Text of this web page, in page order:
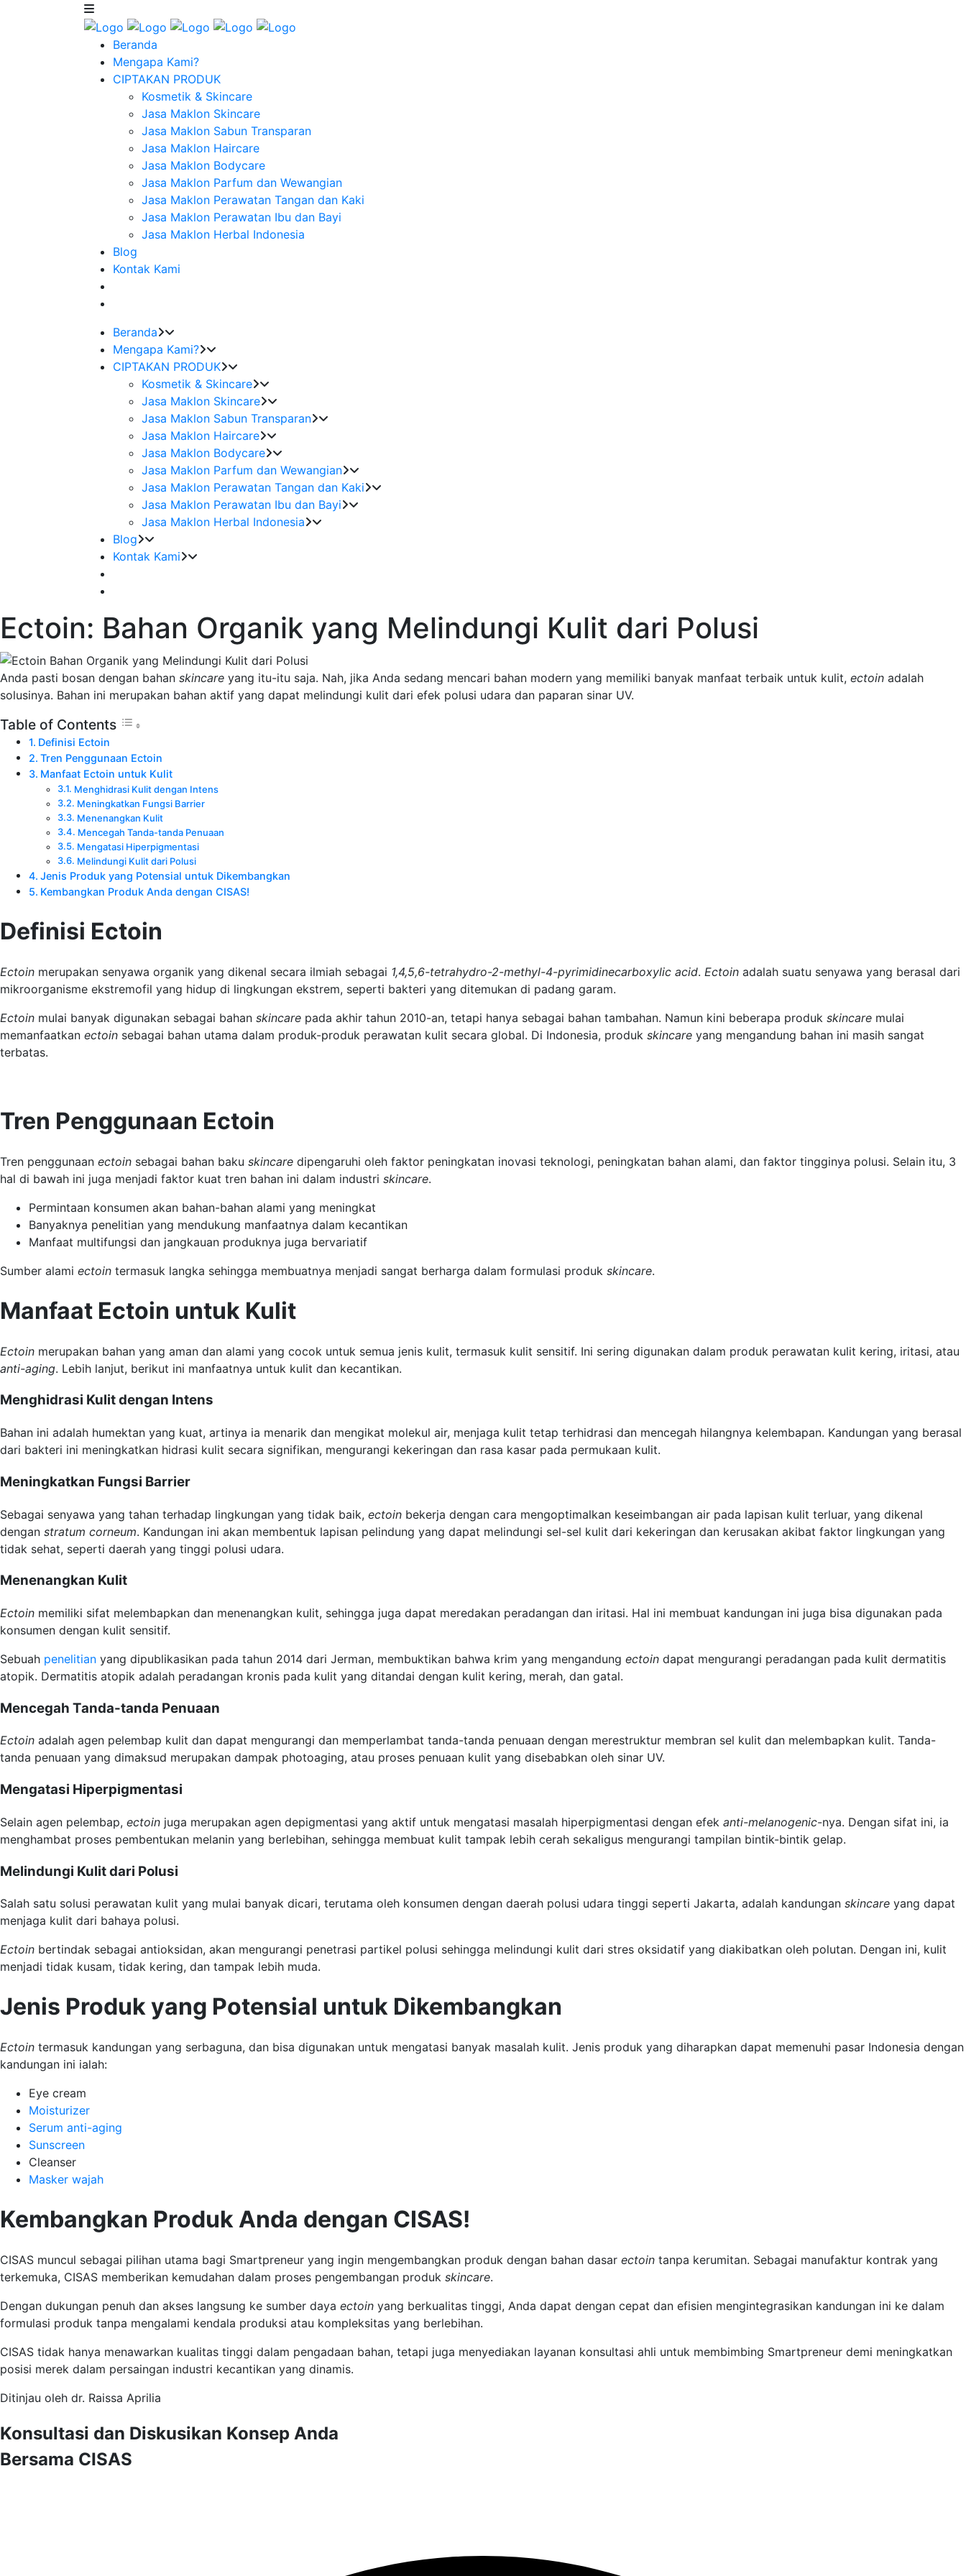
Beranda
Mengapa Kami?
CIPTAKAN PRODUK
Kosmetik & Skincare
Jasa Maklon Skincare
Jasa Maklon Sabun Transparan
Jasa Maklon Haircare
Jasa Maklon Bodycare
Jasa Maklon Parfum dan Wewangian
Jasa Maklon Perawatan Tangan dan Kaki
Jasa Maklon Perawatan Ibu dan Bayi
Jasa Maklon Herbal Indonesia
Blog
Kontak Kami
Beranda
Mengapa Kami?
CIPTAKAN PRODUK
Kosmetik & Skincare
Jasa Maklon Skincare
Jasa Maklon Sabun Transparan
Jasa Maklon Haircare
Jasa Maklon Bodycare
Jasa Maklon Parfum dan Wewangian
Jasa Maklon Perawatan Tangan dan Kaki
Jasa Maklon Perawatan Ibu dan Bayi
Jasa Maklon Herbal Indonesia
Blog
Kontak Kami
Ectoin: Bahan Organik yang Melindungi Kulit dari Polusi
Anda pasti bosan dengan bahan skincare yang itu-itu saja. Nah, jika Anda sedang mencari bahan modern yang memiliki banyak manfaat terbaik untuk kulit, ectoin adalah
solusinya. Bahan ini merupakan bahan aktif yang dapat melindungi kulit dari efek polusi udara dan paparan sinar UV.
Table of Contents
Definisi Ectoin
Tren Penggunaan Ectoin
Manfaat Ectoin untuk Kulit
Menghidrasi Kulit dengan Intens
Meningkatkan Fungsi Barrier
Menenangkan Kulit
Mencegah Tanda-tanda Penuaan
Mengatasi Hiperpigmentasi
Melindungi Kulit dari Polusi
Jenis Produk yang Potensial untuk Dikembangkan
Kembangkan Produk Anda dengan CISAS!
Definisi Ectoin
Ectoin merupakan senyawa organik yang dikenal secara ilmiah sebagai 1,4,5,6-tetrahydro-2-methyl-4-pyrimidinecarboxylic acid. Ectoin adalah suatu senyawa yang berasal dari
mikroorganisme ekstremofil yang hidup di lingkungan ekstrem, seperti bakteri yang ditemukan di padang garam.
Ectoin mulai banyak digunakan sebagai bahan skincare pada akhir tahun 2010-an, tetapi hanya sebagai bahan tambahan. Namun kini beberapa produk skincare mulai
memanfaatkan ectoin sebagai bahan utama dalam produk-produk perawatan kulit secara global. Di Indonesia, produk skincare yang mengandung bahan ini masih sangat
terbatas.
Tren Penggunaan Ectoin
Tren penggunaan ectoin sebagai bahan baku skincare dipengaruhi oleh faktor peningkatan inovasi teknologi, peningkatan bahan alami, dan faktor tingginya polusi. Selain itu, 3
hal di bawah ini juga menjadi faktor kuat tren bahan ini dalam industri skincare.
Permintaan konsumen akan bahan-bahan alami yang meningkat
Banyaknya penelitian yang mendukung manfaatnya dalam kecantikan
Manfaat multifungsi dan jangkauan produknya juga bervariatif
Sumber alami ectoin termasuk langka sehingga membuatnya menjadi sangat berharga dalam formulasi produk skincare.
Manfaat Ectoin untuk Kulit
Ectoin merupakan bahan yang aman dan alami yang cocok untuk semua jenis kulit, termasuk kulit sensitif. Ini sering digunakan dalam produk perawatan kulit kering, iritasi, atau
anti-aging. Lebih lanjut, berikut ini manfaatnya untuk kulit dan kecantikan.
Menghidrasi Kulit dengan Intens
Bahan ini adalah humektan yang kuat, artinya ia menarik dan mengikat molekul air, menjaga kulit tetap terhidrasi dan mencegah hilangnya kelembapan. Kandungan yang berasal
dari bakteri ini meningkatkan hidrasi kulit secara signifikan, mengurangi kekeringan dan rasa kasar pada permukaan kulit.
Meningkatkan Fungsi Barrier
Sebagai senyawa yang tahan terhadap lingkungan yang tidak baik, ectoin bekerja dengan cara mengoptimalkan keseimbangan air pada lapisan kulit terluar, yang dikenal
dengan stratum corneum. Kandungan ini akan membentuk lapisan pelindung yang dapat melindungi sel-sel kulit dari kekeringan dan kerusakan akibat faktor lingkungan yang
tidak sehat, seperti daerah yang tinggi polusi udara.
Menenangkan Kulit
Ectoin memiliki sifat melembapkan dan menenangkan kulit, sehingga juga dapat meredakan peradangan dan iritasi. Hal ini membuat kandungan ini juga bisa digunakan pada
konsumen dengan kulit sensitif.
Sebuah penelitian yang dipublikasikan pada tahun 2014 dari Jerman, membuktikan bahwa krim yang mengandung ectoin dapat mengurangi peradangan pada kulit dermatitis
atopik. Dermatitis atopik adalah peradangan kronis pada kulit yang ditandai dengan kulit kering, merah, dan gatal.
Mencegah Tanda-tanda Penuaan
Ectoin adalah agen pelembap kulit dan dapat mengurangi dan memperlambat tanda-tanda penuaan dengan merestruktur membran sel kulit dan melembapkan kulit. Tanda-
tanda penuaan yang dimaksud merupakan dampak photoaging, atau proses penuaan kulit yang disebabkan oleh sinar UV.
Mengatasi Hiperpigmentasi
Selain agen pelembap, ectoin juga merupakan agen depigmentasi yang aktif untuk mengatasi masalah hiperpigmentasi dengan efek anti-melanogenic-nya. Dengan sifat ini, ia
menghambat proses pembentukan melanin yang berlebihan, sehingga membuat kulit tampak lebih cerah sekaligus mengurangi tampilan bintik-bintik gelap.
Melindungi Kulit dari Polusi
Salah satu solusi perawatan kulit yang mulai banyak dicari, terutama oleh konsumen dengan daerah polusi udara tinggi seperti Jakarta, adalah kandungan skincare yang dapat
menjaga kulit dari bahaya polusi.
Ectoin bertindak sebagai antioksidan, akan mengurangi penetrasi partikel polusi sehingga melindungi kulit dari stres oksidatif yang diakibatkan oleh polutan. Dengan ini, kulit
menjadi tidak kusam, tidak kering, dan tampak lebih muda.
Jenis Produk yang Potensial untuk Dikembangkan
Ectoin termasuk kandungan yang serbaguna, dan bisa digunakan untuk mengatasi banyak masalah kulit. Jenis produk yang diharapkan dapat memenuhi pasar Indonesia dengan
kandungan ini ialah:
Eye cream
Moisturizer
Serum anti-aging
Sunscreen
Cleanser
Masker wajah
Kembangkan Produk Anda dengan CISAS!
CISAS muncul sebagai pilihan utama bagi Smartpreneur yang ingin mengembangkan produk dengan bahan dasar ectoin tanpa kerumitan. Sebagai manufaktur kontrak yang
terkemuka, CISAS memberikan kemudahan dalam proses pengembangan produk skincare.
Dengan dukungan penuh dan akses langsung ke sumber daya ectoin yang berkualitas tinggi, Anda dapat dengan cepat dan efisien mengintegrasikan kandungan ini ke dalam
formulasi produk tanpa mengalami kendala produksi atau kompleksitas yang berlebihan.
CISAS tidak hanya menawarkan kualitas tinggi dalam pengadaan bahan, tetapi juga menyediakan layanan konsultasi ahli untuk membimbing Smartpreneur demi meningkatkan
posisi merek dalam persaingan industri kecantikan yang dinamis.
Ditinjau oleh dr. Raissa Aprilia
Konsultasi dan Diskusikan Konsep Anda
Bersama CISAS